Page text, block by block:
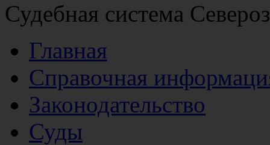
Судебная система
Главная
Справочная
Законодательство
Суды